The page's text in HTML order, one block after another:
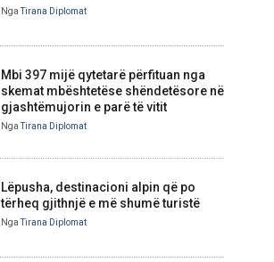
NgaTirana Diplomat
Mbi 397 mijë qytetarë përfituan nga
skemat mbështetëse shëndetësore në
gjashtëmujorin e parë të vitit
NgaTirana Diplomat
Lëpusha, destinacioni alpin që po
tërheq gjithnjë e më shumë turistë
NgaTirana Diplomat